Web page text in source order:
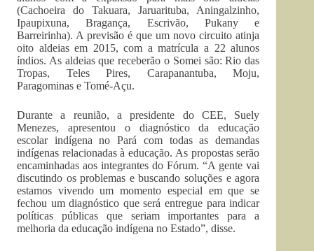
(Cachoeira do Takuara, Jaruarituba, Aningalzinho,
Ipaupixuna, Bragança, Escrivão, Pukany e
Barreirinha). A previsão é que um novo circuito atinja
oito aldeias em 2015, com a matrícula a 22 alunos
índios. As aldeias que receberão o Somei são: Rio das
Tropas, Teles Pires, Carapanantuba, Moju,
Paragominas e Tomé-Açu.
Durante a reunião, a presidente do CEE, Suely
Menezes, apresentou o diagnóstico da educação
escolar indígena no Pará com todas as demandas
indígenas relacionadas à educação. As propostas serão
encaminhadas aos integrantes do Fórum. “A gente vai
discutindo os problemas e buscando soluções e agora
estamos vivendo um momento especial em que se
fechou um diagnóstico que será entregue para indicar
políticas públicas que seriam importantes para a
melhoria da educação indígena no Estado”, disse.